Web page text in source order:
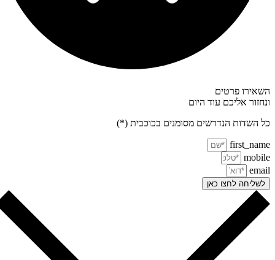
פרטים
אליכם עוד היום
השדות הנדרשים מסומנים בכוכבית (*)
לשליחה לחצו כאן